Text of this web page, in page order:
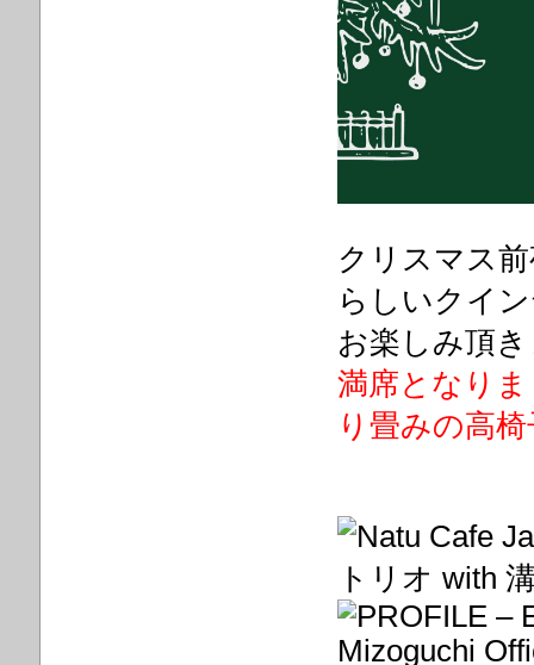
クリスマス
らしいクイ
お楽しみ頂
満席となり
り畳みの高